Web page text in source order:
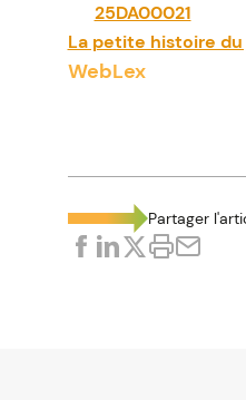
25DA00021
La petite histoire
WebLex
Partager